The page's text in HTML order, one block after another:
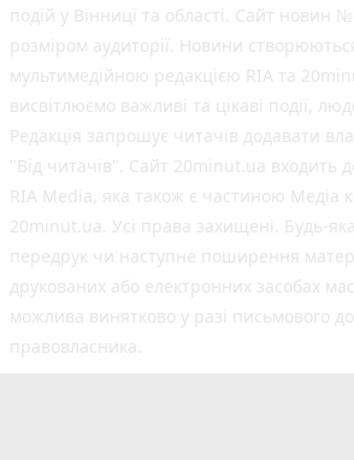
подій у Вінниці та області. Сайт новин
розміром аудиторії. Новини
мультимедійною редакцією RIA та
висвітлюємо важливі та цікаві події,
Редакція запрошує читачів додавати
"Від читачів". Сайт 20minut.ua входить
RIA Media, яка також є частиною Медіа
20minut.ua. Усі права захищені. Будь-
передрук чи наступне поширення
друкованих або електронних засобах
можлива винятково у разі письмового
правовласника.